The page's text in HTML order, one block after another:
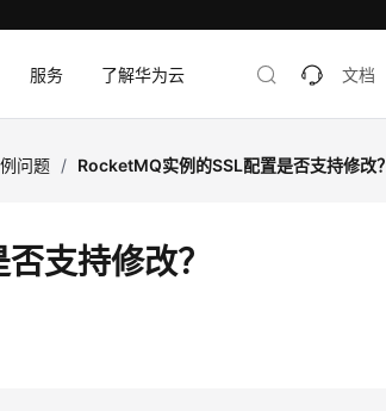
服务 了解华为云 文档
问题 / RocketMQ实例的SSL配置是否支持修改？
支持修改？